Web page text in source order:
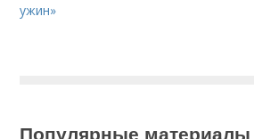
ужин»
Популярные материалы